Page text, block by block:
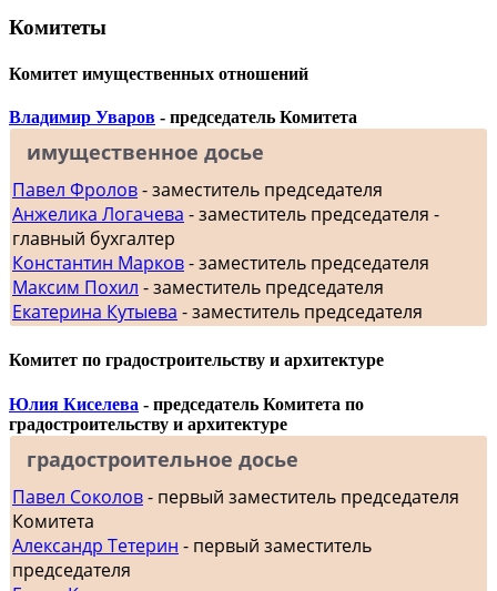
Комитеты
Комитет имущественных отношений
Владимир Уваров - председатель Комитета
имущественное досье
Павел Фролов- заместитель председателя
Анжелика Логачева - заместитель председателя -
главный бухгалтер
Константин Марков- заместитель председателя
Максим Похил - заместитель председателя
Екатерина Кутыева - заместитель председателя
Комитет по градостроительству и архитектуре
Юлия Киселева - председатель Комитета по
градостроительству и архитектуре
градостроительное досье
Павел Соколов- первый заместитель председателя
Комитета
Александр Тетерин - первый заместитель
председателя